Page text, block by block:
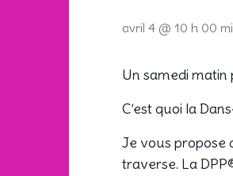
avril 4 @ 10 h 00
Un samedi matin
C’est quoi la
Je vous propose
traverse. La